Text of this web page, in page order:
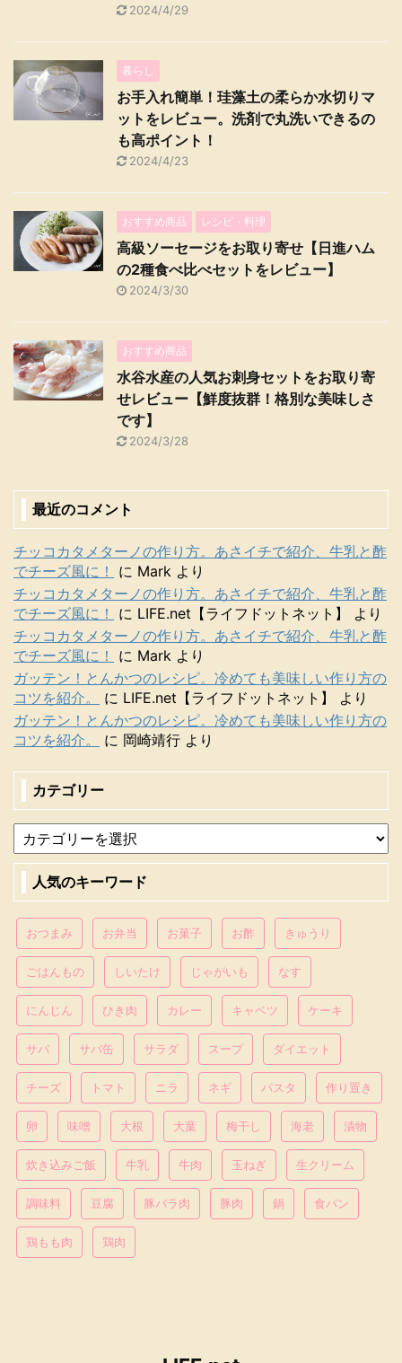
2024/4/29
暮らし
お手入れ簡単！珪藻土の柔らか水切りマ
ットをレビュー。洗剤で丸洗いできるの
も高ポイント！
2024/4/23
おすすめ商品 レシピ・料理
高級ソーセージをお取り寄せ【日進ハム
の2種食べ比べセットをレビュー】
2024/3/30
おすすめ商品
水谷水産の人気お刺身セットをお取り寄
せレビュー【鮮度抜群！格別な美味しさ
です】
2024/3/28
最近のコメント
チッコカタメターノの作り方。あさイチで紹介、牛乳と酢
でチーズ風に！
に Mark より
チッコカタメターノの作り方。あさイチで紹介、牛乳と酢
でチーズ風に！
に LIFE.net【ライフドットネット】
より
チッコカタメターノの作り方。あさイチで紹介、牛乳と酢
でチーズ風に！
に Mark より
ガッテン！とんかつのレシピ。冷めても美味しい作り方の
コツを紹介。
に LIFE.net【ライフドットネット】
より
ガッテン！とんかつのレシピ。冷めても美味しい作り方の
コツを紹介。
に 岡崎靖行 より
カテゴリー
人気のキーワード
おつまみ お弁当 お菓子 お酢 きゅうり
ごはんもの しいたけ じゃがいも なす
にんじん ひき肉 カレー キャベツ ケーキ
サバ サバ缶 サラダ スープ ダイエット
チーズ トマト ニラ ネギ パスタ 作り置き
卵 味噌 大根 大葉 梅干し 海老 漬物
炊き込みご飯 牛乳 牛肉 玉ねぎ 生クリーム
調味料 豆腐 豚バラ肉 豚肉 鍋 食パン
鶏もも肉 鶏肉